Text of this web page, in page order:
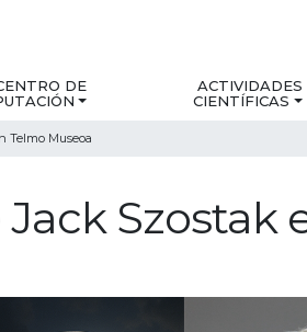
DE
ACTIVIDADES
CIENTÍFICAS
Telmo Museoa
Szostak